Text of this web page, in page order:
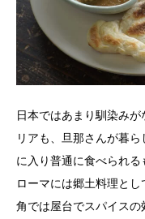
日本ではあまり馴染み
リアも、旦那さんが暮
に入り普通に食べられる
ローマには郷土料理と
角では屋台でスパイスの